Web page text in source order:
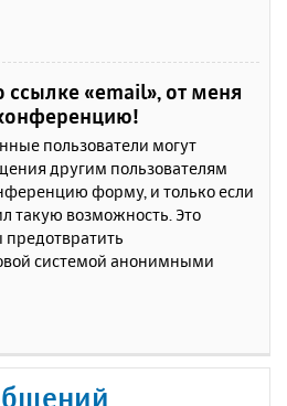
«email», от меня
пользователи могут
другим пользователям
форму, и только если
такую возможность. Это
предотвратить
системой анонимными